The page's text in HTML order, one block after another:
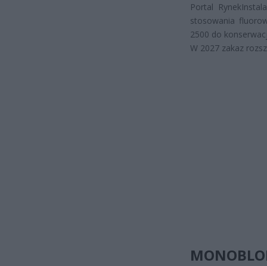
Portal
stosowania
2500 do
W 2027 zakaz